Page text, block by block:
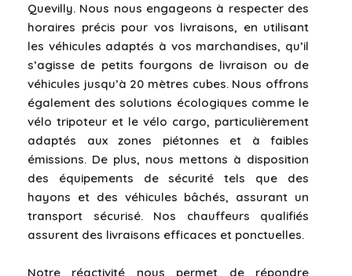
Quevilly. Nous nous engageons à respecter des
horaires précis pour vos livraisons, en utilisant
les véhicules adaptés à vos marchandises, qu’il
s’agisse de petits fourgons de livraison ou de
véhicules jusqu’à 20 mètres cubes. Nous offrons
également des solutions écologiques comme le
vélo tripoteur et le vélo cargo, particulièrement
adaptés aux zones piétonnes et à faibles
émissions. De plus, nous mettons à disposition
des équipements de sécurité tels que des
hayons et des véhicules bâchés, assurant un
transport sécurisé. Nos chauffeurs qualifiés
assurent des livraisons efficaces et ponctuelles.
Notre réactivité nous permet de répondre